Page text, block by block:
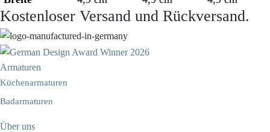
Kostenloser Versand und Rückversand.
Armaturen
Küchenarmaturen
Badarmaturen
Über uns